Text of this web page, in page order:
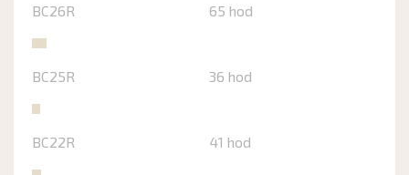
BC26R 65 hod
BC25R 36 hod
BC22R 41 hod